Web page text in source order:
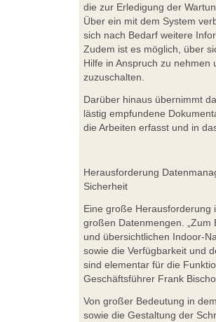
die zur Erledigung der
Über ein mit dem System
sich nach Bedarf weitere
Zudem ist es möglich, über
Hilfe in Anspruch zu nehmen
zuzuschalten.
Darüber hinaus übernimmt
lästig empfundene
die Arbeiten erfasst und in
Herausforderung
Sicherheit
Eine große Herausforderung
großen Datenmengen. „Zum
und übersichtlichen Indoor-
sowie die Verfügbarkeit und
sind elementar für die
Geschäftsführer Frank
Von großer Bedeutung in
sowie die Gestaltung der